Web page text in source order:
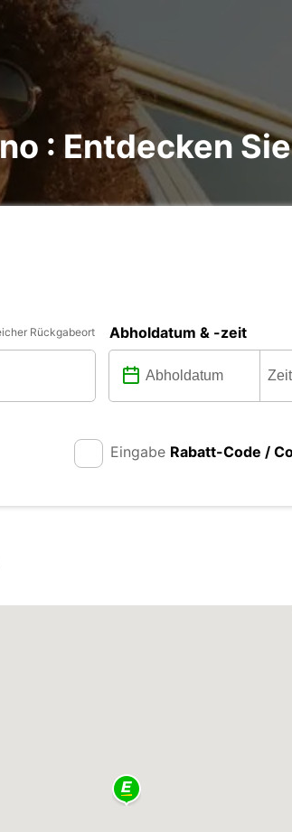
: Entdecken
Rückgabeort Abholdatum & -zeit
Eingabe Rabatt-Code /